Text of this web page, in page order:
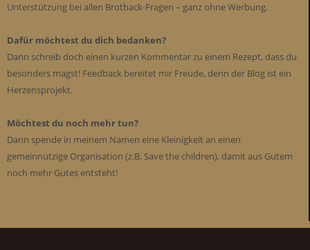
Unterstützung bei allen Brotback-Fragen – ganz ohne Werbung.
Dafür möchtest du dich bedanken?
Dann schreib doch einen kurzen Kommentar zu einem Rezept, dass du
besonders magst! Feedback bereitet mir Freude, denn der Blog ist ein
Herzensprojekt.
Möchtest du noch mehr tun?
Dann spende in meinem Namen eine Kleinigkeit an einen
gemeinnützige Organisation (z.B. Save the children), damit aus Gutem
noch mehr Gutes entsteht!